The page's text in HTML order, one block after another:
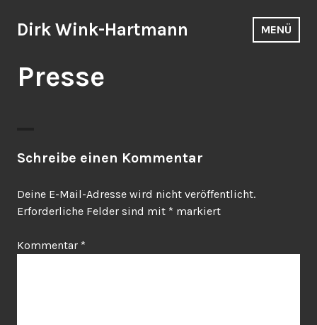
Inhalt
Dirk Wink-Hartmann MENÜ
Presse
Schreibe einen Kommentar
Deine E-Mail-Adresse wird nicht veröffentlicht.
Erforderliche Felder sind mit * markiert
Kommentar *